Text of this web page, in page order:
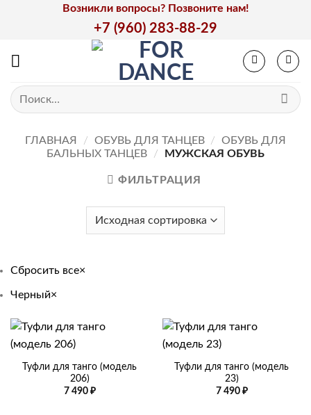
Возникли вопросы? Позвоните нам!
+7 (960) 283-88-29
Искать:
ГЛАВНАЯ / ОБУВЬ ДЛЯ ТАНЦЕВ /
ОБУВЬ ДЛЯ
БАЛЬНЫХ ТАНЦЕВ
/ МУЖСКАЯ ОБУВЬ
ФИЛЬТРАЦИЯ
Сбросить все×
Черный×
Туфли для танго (модель
206)
7 490 ₽
Туфли для танго (модель
23)
7 490 ₽